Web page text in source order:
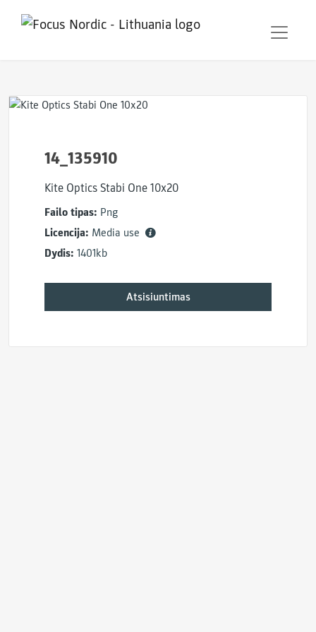
14_135910
Kite Optics Stabi One 10x20
Failo tipas: Png
Licencija: Media use
Dydis: 1401kb
Atsisiuntimas